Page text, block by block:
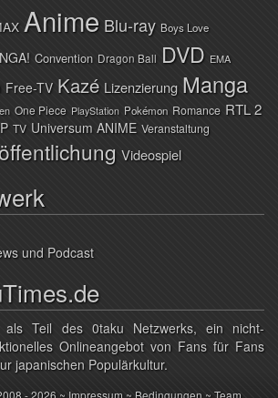
Anime Blu-ray Boys Love
Convention Dragon Ball DVD EMA
Free-TV Kazé Lizenzierung Manga
One Piece PlayStation Pokémon Romance RTL 2
TV Universum ANIME Veranstaltung
Videospiel
und Podcast
als Teil des 0taku Netzwerks, ein nicht-
Onlineangebot von Fans für Fans
japanischen Populärkultur.
- 2026 ~ Impressum ~ Bedingungen ~Team